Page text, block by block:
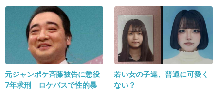
2016/03/11(金) 11:31:37
ベッキーがバラエティやってCMに出るように
なってもどんな顔してみたらいいかわからない
し、間違いなくチャンネル変えるわ。
+454
元ジャンポケ斉藤被告に懲役
7年求刑 ロケバスで性的暴
若い女の子達、普通に可愛く
ない？